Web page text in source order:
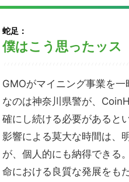
蛇足：
僕はこう思ったッス
GMOがマイニング事業を
なのは神奈川県警が、
確にし続ける必要があると
影響による莫大な時間は、
が、個人的にも納得できる
命における良質な発展をも